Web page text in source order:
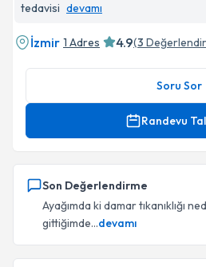
tedavisi devamı
İzmir 1 Adres 4.9(3
Soru Sor
Randevu
Son Değerlendirme
Ayağımda ki damar tıkanıklığı
gittiğimde...devamı